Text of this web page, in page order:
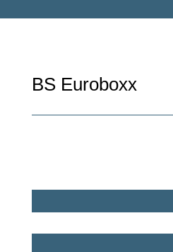
BS Euroboxx